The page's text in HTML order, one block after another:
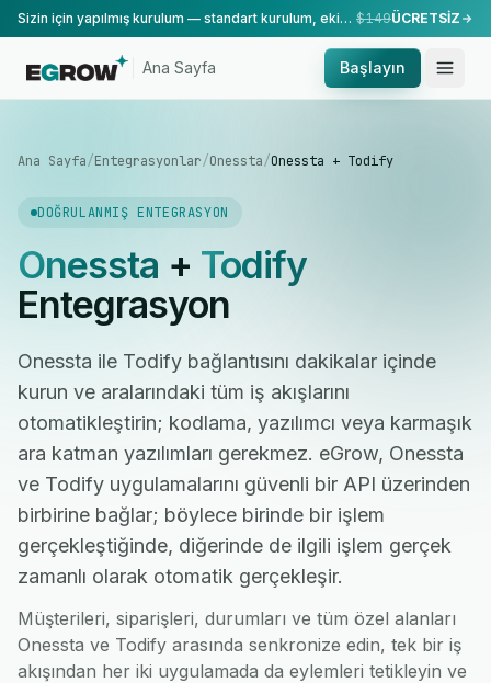
Sizin için yapılmış kurulum — standart kurulum, ekibimiz tarafından yapılır. $149ÜCRETSİZ
Ana Sayfa Başlayın
Ana Sayfa/Entegrasyonlar/Onessta/Onessta + Todify
DOĞRULANMIŞ ENTEGRASYON
Onessta + Todify
Entegrasyon
Onessta ile Todify bağlantısını dakikalar içinde
kurun ve aralarındaki tüm iş akışlarını
otomatikleştirin; kodlama, yazılımcı veya karmaşık
ara katman yazılımları gerekmez. eGrow, Onessta
ve Todify uygulamalarını güvenli bir API üzerinden
birbirine bağlar; böylece birinde bir işlem
gerçekleştiğinde, diğerinde de ilgili işlem gerçek
zamanlı olarak otomatik gerçekleşir.
Müşterileri, siparişleri, durumları ve tüm özel alanları
Onessta ve Todify arasında senkronize edin, tek bir iş
akışından her iki uygulamada da eylemleri tetikleyin ve